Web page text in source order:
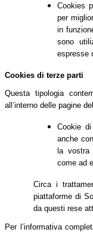
Cookies
per
in
sono
espresse
Cookies di terze parti
Questa tipologia
all’interno delle pagine
Cookie
anche
la vostra
come ad
Circa i
piattaforme di
da questi rese
Per l’informativa